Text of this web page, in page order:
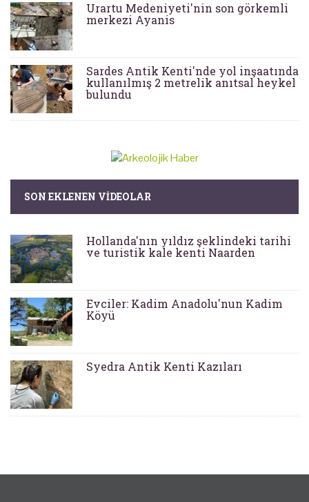
Urartu Medeniyeti'nin son görkemli
merkezi Ayanis
Sardes Antik Kenti'nde yol inşaatında
kullanılmış 2 metrelik anıtsal heykel
bulundu
SON EKLENEN VIDEOLAR
Hollanda'nın yıldız şeklindeki tarihi
ve turistik kale kenti Naarden
Evciler: Kadim Anadolu'nun Kadim
Köyü
Syedra Antik Kenti Kazıları